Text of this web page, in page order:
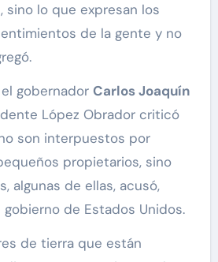
sino lo que expresan los
de la gente y no
gobernador Carlos Joaquín
López Obrador criticó
son interpuestos por
propietarios, sino
algunas de ellas, acusó,
de Estados Unidos.
de tierra que están